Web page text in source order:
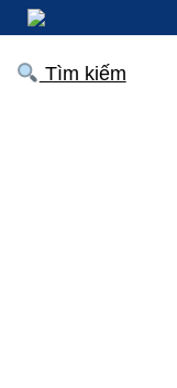
Tìm kiếm